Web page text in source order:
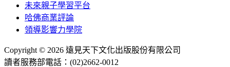
未來親子學習平台
哈佛商業評論
領導影響力學院
Copyright © 2026 遠見天下文化出版股份有限公司
讀者服務部電話：(02)2662-0012